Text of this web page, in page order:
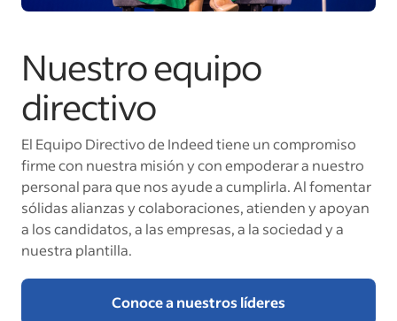
Nuestro equipo
directivo
El Equipo Directivo de Indeed tiene un compromiso
firme con nuestra misión y con empoderar a nuestro
personal para que nos ayude a cumplirla. Al fomentar
sólidas alianzas y colaboraciones, atienden y apoyan
a los candidatos, a las empresas, a la sociedad y a
nuestra plantilla.
Conoce a nuestros líderes